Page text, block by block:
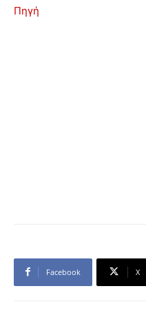
Πηγή
Facebook X